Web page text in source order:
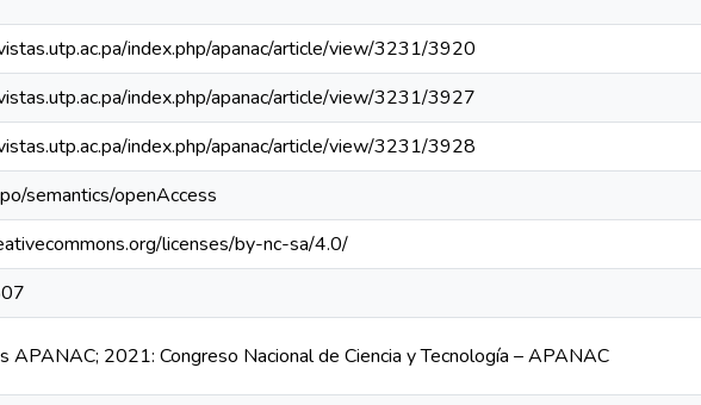
index.php/apanac/article/view/3231/3920
index.php/apanac/article/view/3231/3927
index.php/apanac/article/view/3231/3928
semantics/openAccess
licenses/by-nc-sa/4.0/
APANAC; 2021: Congreso Nacional de Ciencia y Tecnología – APANAC